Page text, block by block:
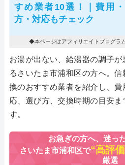
すめ業者10選！｜費用
方・対応もチェック
◆本ページはアフィリエイトプログラ
お湯が出ない、給湯器の調子
るさいたま市浦和区の方へ。
換のおすすめ業者を紹介し、
応、選び方、交換時期の目安ま
す。
お急ぎの方へ、迷っ
さいたま市浦和区で“高評
厳選